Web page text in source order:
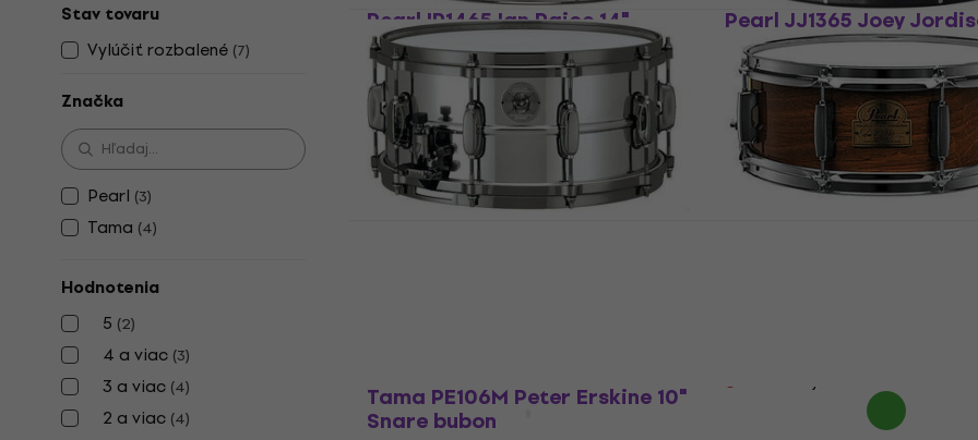
Stav tovaru
Vylúčiť rozbalené (7)
Značka
Pearl (3)
Tama (4)
Hodnotenia
5 (2)
4 a viac (3)
3 a viac (4)
2 a viac (4)
Pearl IP1465 Ian Paice 14"
Snare bubon
Snare bubon
4,5/5
765 €
Len na objednávku
Pearl JJ1365 Joey
Snare bubon
Snare bubon
3,7/5
551 €
Len na objednávku
Len na objednávku
Tama PE106M Peter Erskine 10"
Snare bubon